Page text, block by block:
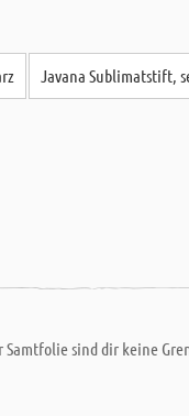
Javana Sublimatstift,
sind dir keine